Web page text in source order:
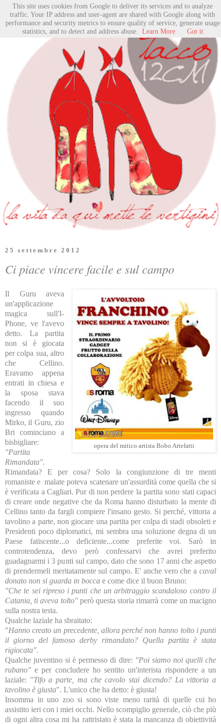
25 settembre 2012
Ci piace vincere facile e sul campo
opera del mitico artista Bobo Artefatti
Il Guru aveva
un'applicazione
magica sull'I-
Phone, ve l'avevo
detto. La partita
non si è giocata
per colpa sua, altro
che Cellino.
Eravamo appena
entrati in chiesa e
la sposa stava
facendo il suo
ingresso quando
Mirko, il Guru, zio
Bri cominciano a
bisbigliare:
"Partita
Rimandata".
Rimandata? E per cosa? Solo la congiunzione di tre menti
romaniste e malate poteva scatenare un'assurdità come quella che si
è verificata a Cagliari. Pur di non perdere la partita sono stati capaci
di creare onde negative che da Roma hanno disturbato la mente di
Cellino tanto da fargli compiere l'insano gesto. Si perché, vittoria a
tavolino a parte, non giocare una partita per colpa di stadi obsoleti e
Presidenti poco diplomatici, mi sembra una soluzione degna di un
Paese fatiscente...o deficiente...come preferite voi. Sarò in
controtendenza, devo però confessarvi che avrei preferito
guadagnarmi i 3 punti sul campo, dato che sono 17 anni che aspetto
di prendermeli meritatamente sul campo. E' anche vero che a caval
donato non si guarda in bocca e come dice il buon Bruno:
"Che te sei ripreso i punti che un arbitraggio scandaloso contro il
Catania, ti aveva tolto" però questa storia rimarrà come un macigno
sulla nostra testa.
Qualche laziale ha sbraitato:
"Hanno creato un precedente, allora perché non hanno tolto i punti
il giorno del famoso derby rimandato? Quella partita è stata
rigiocata".
Qualche juventino si è permesso di dire: "Poi siamo noi quelli che
rubano" e per concludere ho sentito un'interista rispondere a un
laziale: "Tifo a parte, ma che cavolo stai dicendo? La vittoria a
tavolino è giusta". L'unico che ha detto: è giusta!
Insomma in uno zoo si sono viste meno rarità di quelle cui ho
assistito ieri con i miei occhi. Nello scompiglio generale, ciò che più
di ogni altra cosa mi ha rattristato è stata la mancanza di obiettività
This site uses cookies from Google to deliver its services and to analyze
traffic. Your IP address and user-agent are shared with Google along with
performance and security metrics to ensure quality of service, generate usage
statistics, and to detect and address abuse.
Learn More Got it